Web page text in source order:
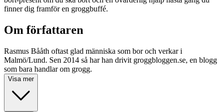
finner dig framför en groggbuffé.
Om författaren
Rasmus Bååth oftast glad människa som bor och verkar i
Malmö/Lund. Sen 2014 så har han drivit groggbloggen.se, en blogg
som bara handlar om grogg.
Visa mer